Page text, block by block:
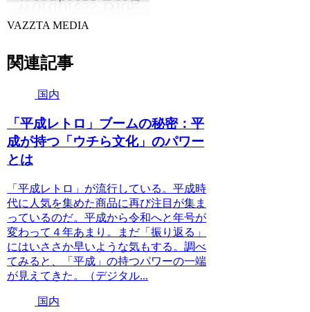
VAZZTA MEDIA
関連記事
国内
「平成レトロ」ブームの秘密：平
成が持つ「ウチら文化」のパワー
とは
「平成レトロ」が流行している。平成時
代に人気を集めた商品に再び注目が集ま
っているのだ。平成から令和へと年号が
変わって４年あまり。まだ「振り返る」
にはいささか早いような気もする。調べ
てみると、「平成」の持つパワーの一端
が見えてきた。（デジタル...
国内